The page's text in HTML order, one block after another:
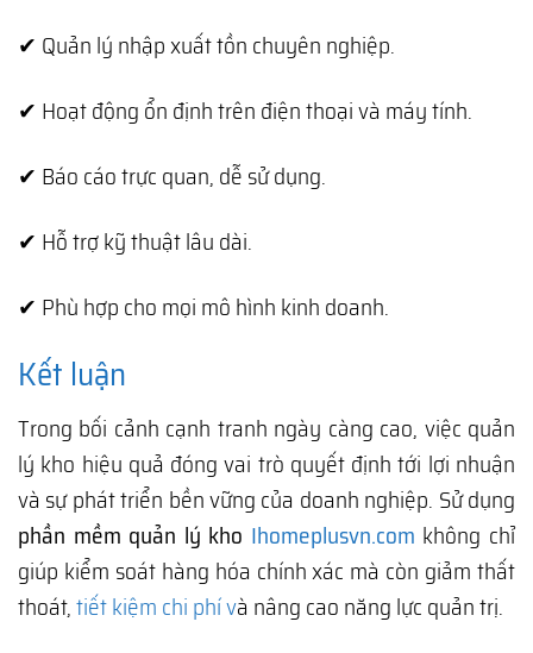
✔ Quản lý nhập xuất tồn chuyên nghiệp.
✔ Hoạt động ổn định trên điện thoại và máy tính.
✔ Báo cáo trực quan, dễ sử dụng.
✔ Hỗ trợ kỹ thuật lâu dài.
✔ Phù hợp cho mọi mô hình kinh doanh.
Kết luận
Trong bối cảnh cạnh tranh ngày càng cao, việc quản
lý kho hiệu quả đóng vai trò quyết định tới lợi nhuận
và sự phát triển bền vững của doanh nghiệp. Sử dụng
phần mềm quản lý kho Ihomeplusvn.com không chỉ
giúp kiểm soát hàng hóa chính xác mà còn giảm thất
thoát,tiết kiệm chi phí và nâng cao năng lực quản trị.